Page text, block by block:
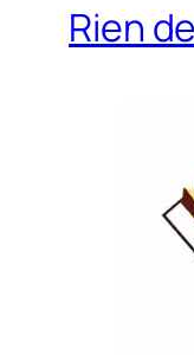
Rien